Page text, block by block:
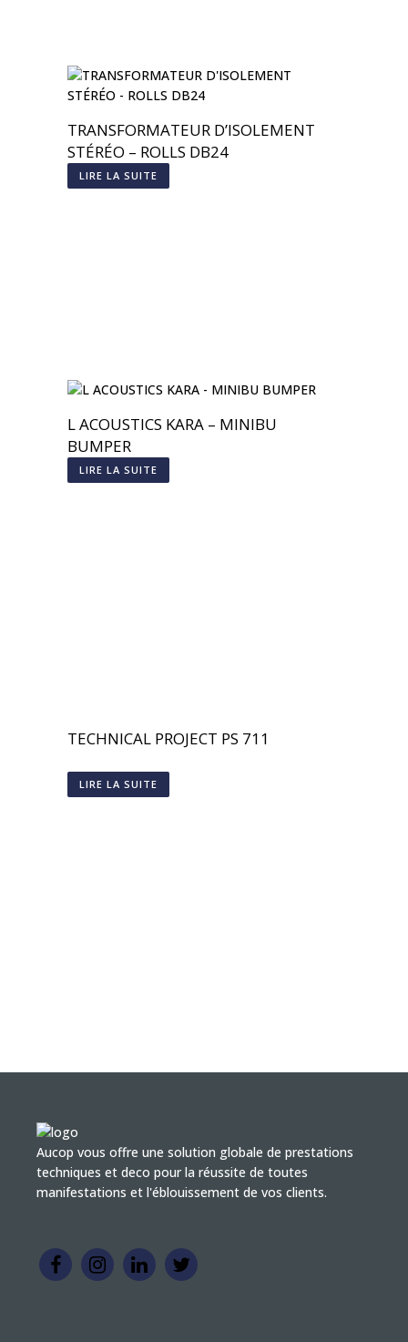
TRANSFORMATEUR D’ISOLEMENT
STÉRÉO – ROLLS DB24
LIRE LA SUITE
L ACOUSTICS KARA – MINIBU
BUMPER
LIRE LA SUITE
TECHNICAL PROJECT PS 711
LIRE LA SUITE
Aucop vous offre une solution globale de prestations
techniques et deco pour la réussite de toutes
manifestations et l'éblouissement de vos clients.